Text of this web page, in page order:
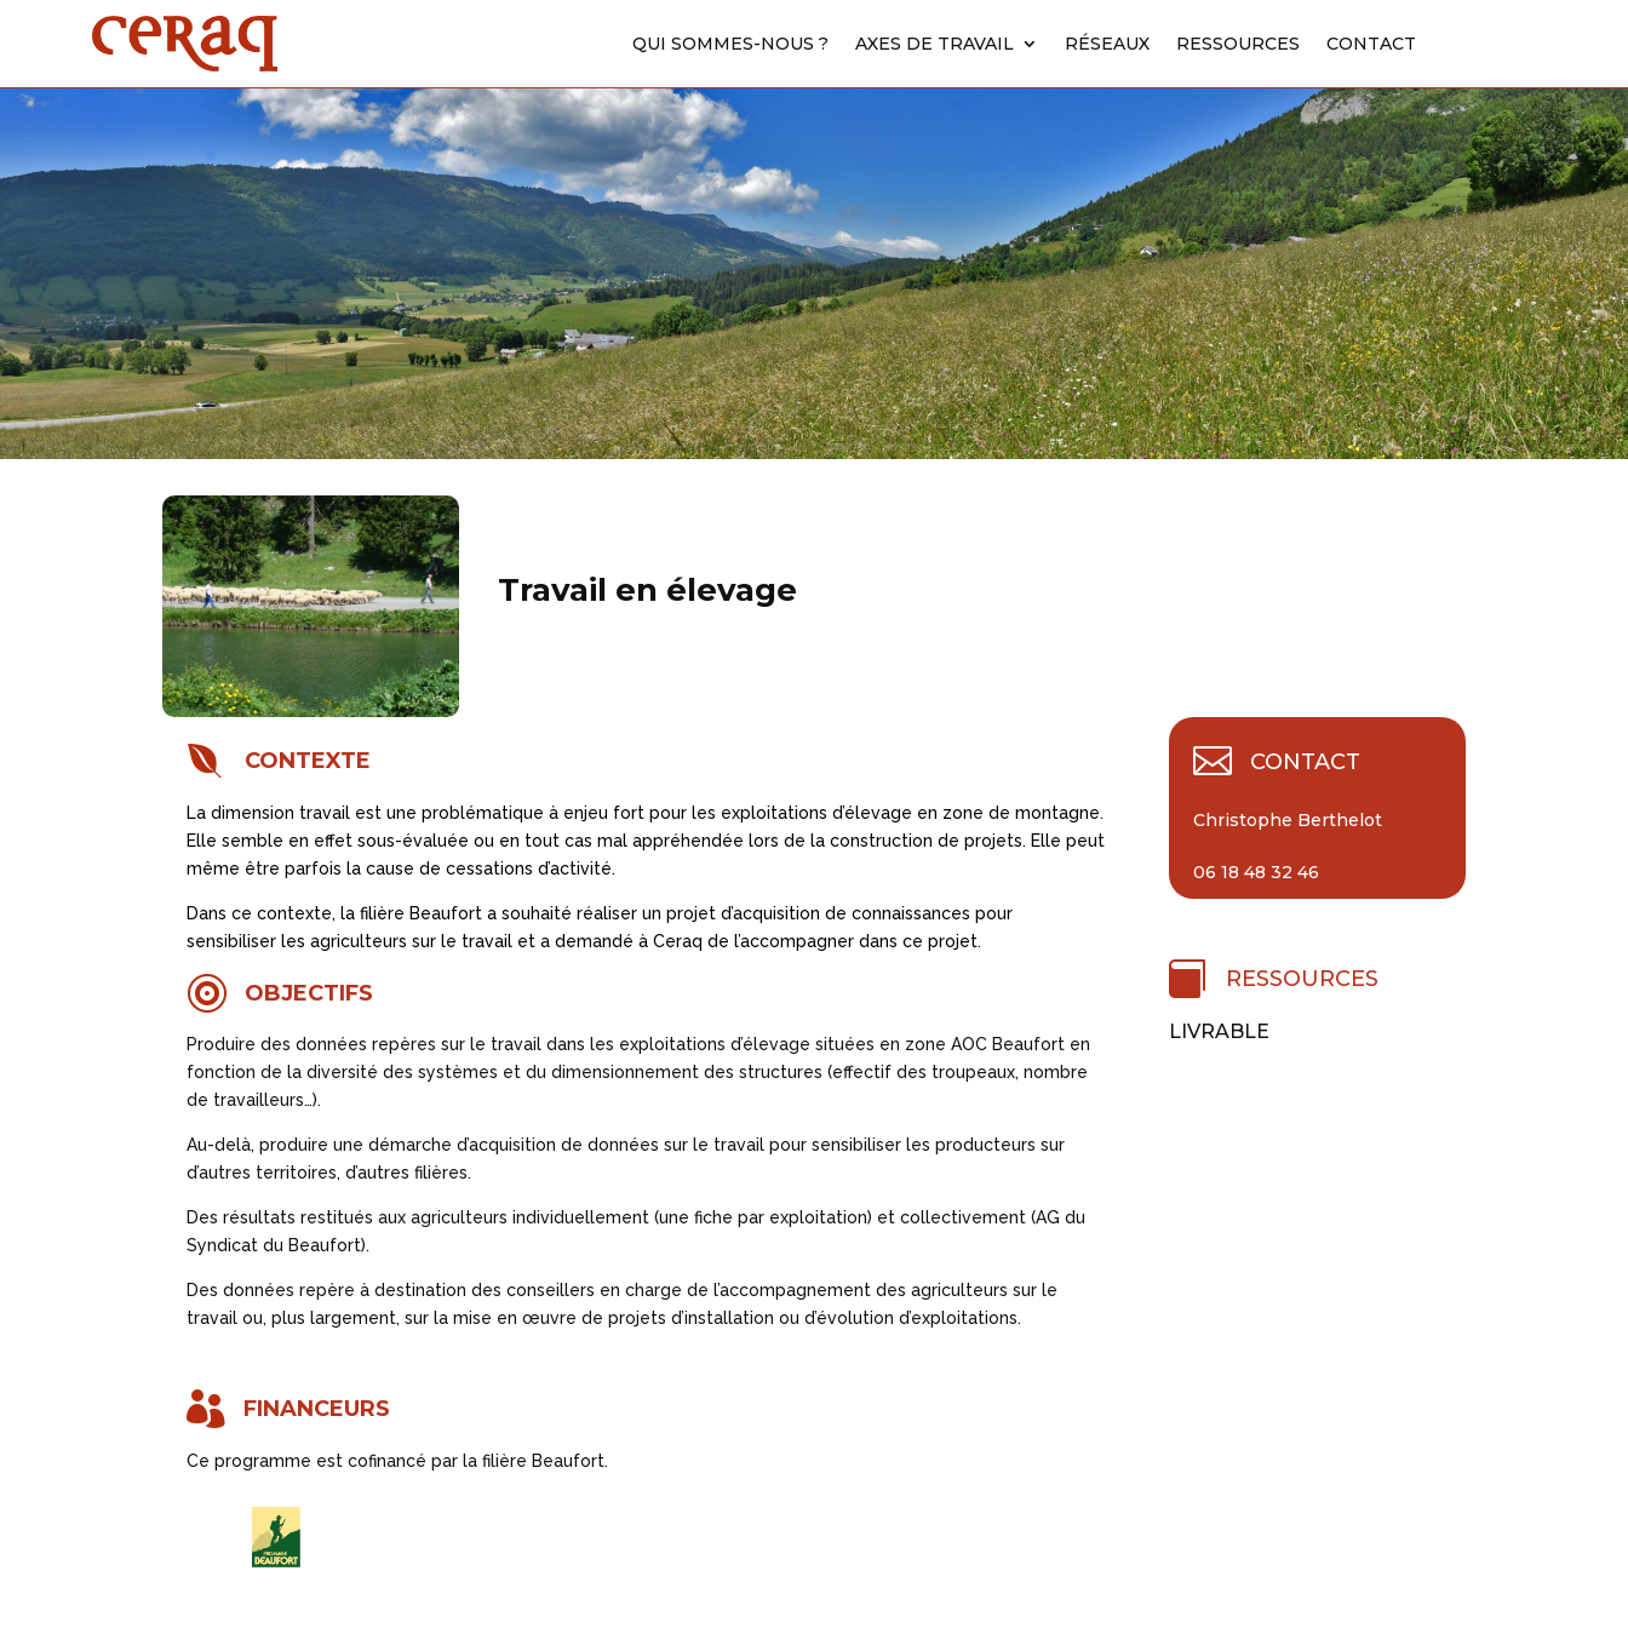
QUI SOMMES-NOUS ? AXES DE TRAVAIL RÉSEAUX RESSOURCES CONTACT
QUI SOMMES-NOUS ? AXES DE TRAVAIL RÉSEAUX RESSOURCES CONTACT
Travail en élevage
 CONTEXTE
La dimension travail est une problématique à enjeu fort pour les exploitations d’élevage en zone de montagne.
Elle semble en effet sous-évaluée ou en tout cas mal appréhendée lors de la construction de projets. Elle peut
même être parfois la cause de cessations d’activité.
Dans ce contexte, la filière Beaufort a souhaité réaliser un projet d’acquisition de connaissances pour
sensibiliser les agriculteurs sur le travail et a demandé à Ceraq de l’accompagner dans ce projet.
 OBJECTIFS
Produire des données repères sur le travail dans les exploitations d’élevage situées en zone AOC Beaufort en
fonction de la diversité des systèmes et du dimensionnement des structures (effectif des troupeaux, nombre
de travailleurs…).
Au-delà, produire une démarche d’acquisition de données sur le travail pour sensibiliser les producteurs sur
d’autres territoires, d’autres filières.
Des résultats restitués aux agriculteurs individuellement (une fiche par exploitation) et collectivement (AG du
Syndicat du Beaufort).
Des données repère à destination des conseillers en charge de l’accompagnement des agriculteurs sur le
travail ou, plus largement, sur la mise en œuvre de projets d’installation ou d’évolution d’exploitations.
 CONTACT
Christophe Berthelot
06 18 48 32 46
 RESSOURCES
LIVRABLE
 FINANCEURS
Ce programme est cofinancé par la filière Beaufort.